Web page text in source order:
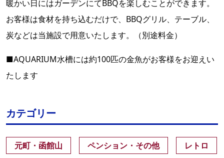
暖かい日にはガーデンにてBBQを楽しむことができます。
お客様は食材を持ち込むだけで、BBQグリル、テーブル、
炭などは当施設で用意いたします。（別途料金）
■AQUARIUM水槽には約100匹の金魚がお客様をお迎えい
たします
カテゴリー
元町・函館山 ペンション・その他 レトロ